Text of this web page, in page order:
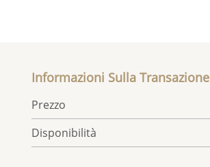
Informazioni Sulla Transazione
Prezzo
Disponibilità